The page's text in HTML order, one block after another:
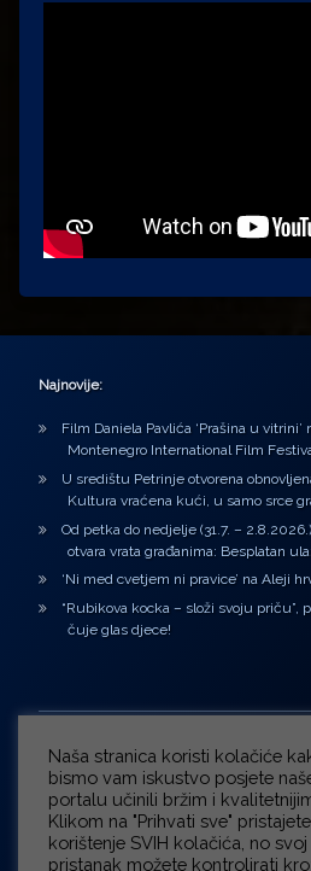
Najnovije:
Film Daniela Pavlića ‘Prašina u vitrini’
Montenegro International Film
U središtu Petrinje otvorena
Kultura vraćena kući, u samo srce
Od petka do nedjelje (31.7. –
otvara vrata građanima: Besplatan
‘Ni med cvetjem ni pravice’ na Aleji
“Rubikova kocka – složi svoju priču”,
čuje glas djece!
Naša stranica koristi kolačiće
bismo vam iskustvo posjete
portalu učinili bržim i
Klikom na "Prihvati sve"
korištenje SVIH kolačića, no svoj
pristanak možete kontrolirati